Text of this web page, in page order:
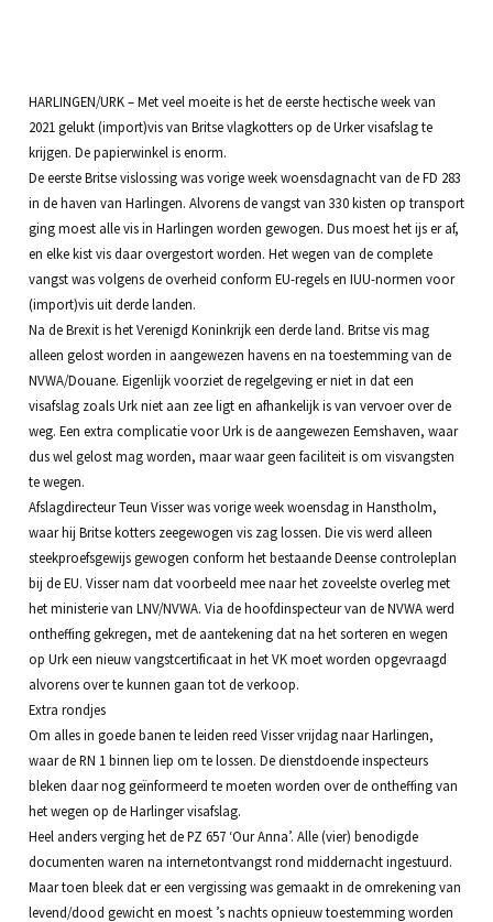
HARLINGEN/URK – Met veel moeite is het de eerste hectische week van
2021 gelukt (import)vis van Britse vlagkotters op de Urker visafslag te
krijgen. De papierwinkel is enorm.
De eerste Britse vislossing was vorige week woensdagnacht van de FD 283
in de haven van Harlingen. Alvorens de vangst van 330 kisten op transport
ging moest alle vis in Harlingen worden gewogen. Dus moest het ijs er af,
en elke kist vis daar overgestort worden. Het wegen van de complete
vangst was volgens de overheid conform EU-regels en IUU-normen voor
(import)vis uit derde landen.
Na de Brexit is het Verenigd Koninkrijk een derde land. Britse vis mag
alleen gelost worden in aangewezen havens en na toestemming van de
NVWA/Douane. Eigenlijk voorziet de regelgeving er niet in dat een
visafslag zoals Urk niet aan zee ligt en afhankelijk is van vervoer over de
weg. Een extra complicatie voor Urk is de aangewezen Eemshaven, waar
dus wel gelost mag worden, maar waar geen faciliteit is om visvangsten
te wegen.
Afslagdirecteur Teun Visser was vorige week woensdag in Hanstholm,
waar hij Britse kotters zeegewogen vis zag lossen. Die vis werd alleen
steekproefsgewijs gewogen conform het bestaande Deense controleplan
bij de EU. Visser nam dat voorbeeld mee naar het zoveelste overleg met
het ministerie van LNV/NVWA. Via de hoofdinspecteur van de NVWA werd
ontheffing gekregen, met de aantekening dat na het sorteren en wegen
op Urk een nieuw vangstcertificaat in het VK moet worden opgevraagd
alvorens over te kunnen gaan tot de verkoop.
Extra rondjes
Om alles in goede banen te leiden reed Visser vrijdag naar Harlingen,
waar de RN 1 binnen liep om te lossen. De dienstdoende inspecteurs
bleken daar nog geïnformeerd te moeten worden over de ontheffing van
het wegen op de Harlinger visafslag.
Heel anders verging het de PZ 657 ‘Our Anna’. Alle (vier) benodigde
documenten waren na internetontvangst rond middernacht ingestuurd.
Maar toen bleek dat er een vergissing was gemaakt in de omrekening van
levend/dood gewicht en moest ’s nachts opnieuw toestemming worden